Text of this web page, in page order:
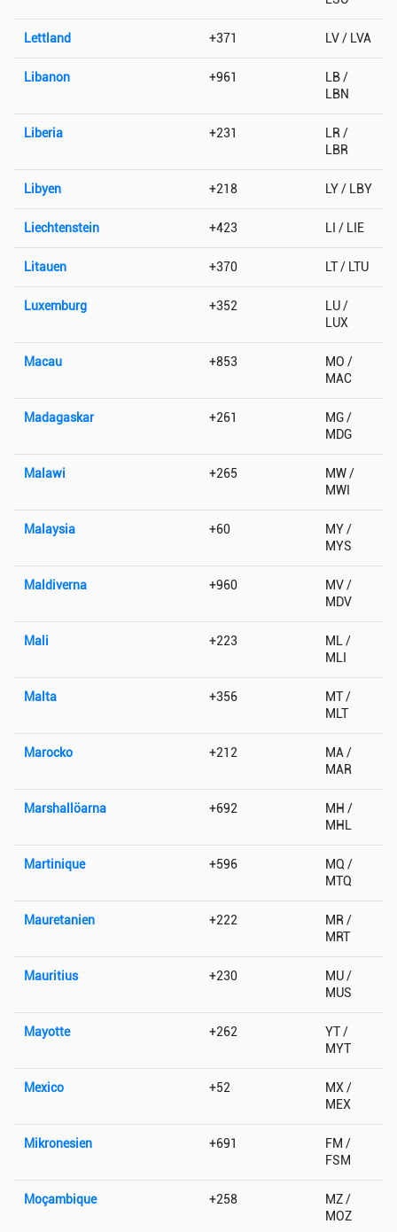
Lettland +371 LV / LVA
Libanon +961
LB /
LBN
Liberia +231
LR /
LBR
Libyen +218 LY / LBY
Liechtenstein +423 LI / LIE
Litauen +370 LT / LTU
Luxemburg +352
LU /
LUX
Macau +853
MO /
MAC
Madagaskar +261
MG /
MDG
Malawi +265
MW /
MWI
Malaysia +60
MY /
MYS
Maldiverna +960
MV /
MDV
Mali +223
ML /
MLI
Malta +356
MT /
MLT
Marocko +212
MA /
MAR
Marshallöarna +692
MH /
MHL
Martinique +596
MQ /
MTQ
Mauretanien +222
MR /
MRT
Mauritius +230
MU /
MUS
Mayotte +262
YT /
MYT
Mexico +52
MX /
MEX
Mikronesien +691
FM /
FSM
Moçambique +258
MZ /
MOZ